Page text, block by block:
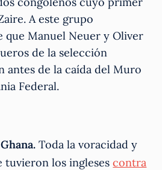
A este grupo
que Manuel Neuer y Oliver
de la selección
antes de la caída del Muro
Federal.
Toda la voracidad y
tuvieron los inglesescontra